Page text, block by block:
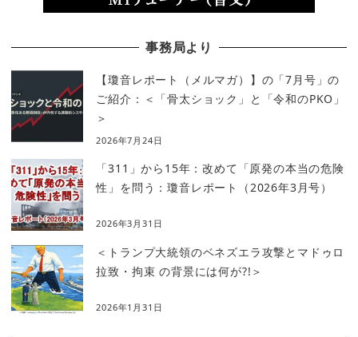
事務局より
【瓊音レポート（メルマガ）】の「7月号」の
ご紹介：＜「骨太ショック」と「令和のPKO」
＞
2026年7月24日
「311」から15年：改めて「原発の本当の危険
性」を問う：瓊音レポート（2026年3月号）
2026年3月31日
＜トランプ大統領のベネズエラ攻撃とマドゥロ
拉致・拘束 の背景には何が?!＞
2026年1月31日